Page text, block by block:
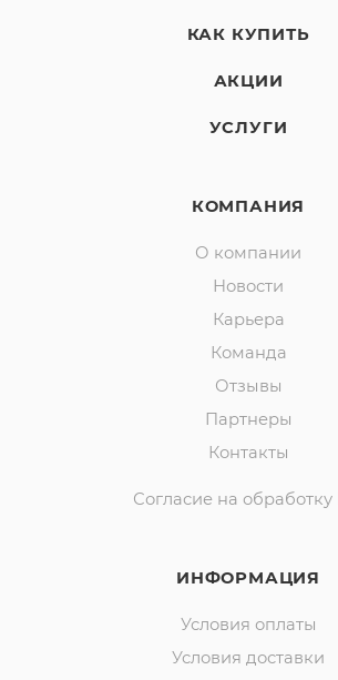
КАК КУПИТЬ
АКЦИИ
УСЛУГИ
КОМПАНИЯ
О компании
Новости
Карьера
Команда
Отзывы
Партнеры
Контакты
Согласие на
ИНФОРМАЦИЯ
Условия оплаты
Условия доставки